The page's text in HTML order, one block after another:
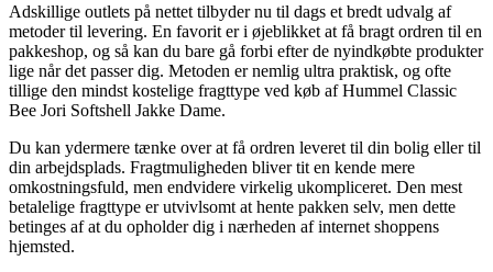
Adskillige outlets på nettet tilbyder nu til dags et bredt udvalg af
metoder til levering. En favorit er i øjeblikket at få bragt ordren til en
pakkeshop, og så kan du bare gå forbi efter de nyindkøbte produkter
lige når det passer dig. Metoden er nemlig ultra praktisk, og ofte
tillige den mindst kostelige fragttype ved køb af Hummel Classic
Bee Jori Softshell Jakke Dame.
Du kan ydermere tænke over at få ordren leveret til din bolig eller til
din arbejdsplads. Fragtmuligheden bliver tit en kende mere
omkostningsfuld, men endvidere virkelig ukompliceret. Den mest
betalelige fragttype er utvivlsomt at hente pakken selv, men dette
betinges af at du opholder dig i nærheden af internet shoppens
hjemsted.